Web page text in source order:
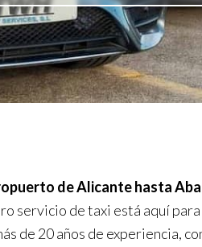
de Alicante hasta
servicio de taxi está aquí
de 20 años de experiencia,